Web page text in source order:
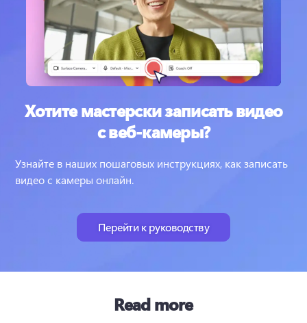
Хотите мастерски записать видео
с веб-камеры?
Узнайте в наших пошаговых инструкциях, как записать
видео с камеры онлайн.
Перейти к руководству
Read more